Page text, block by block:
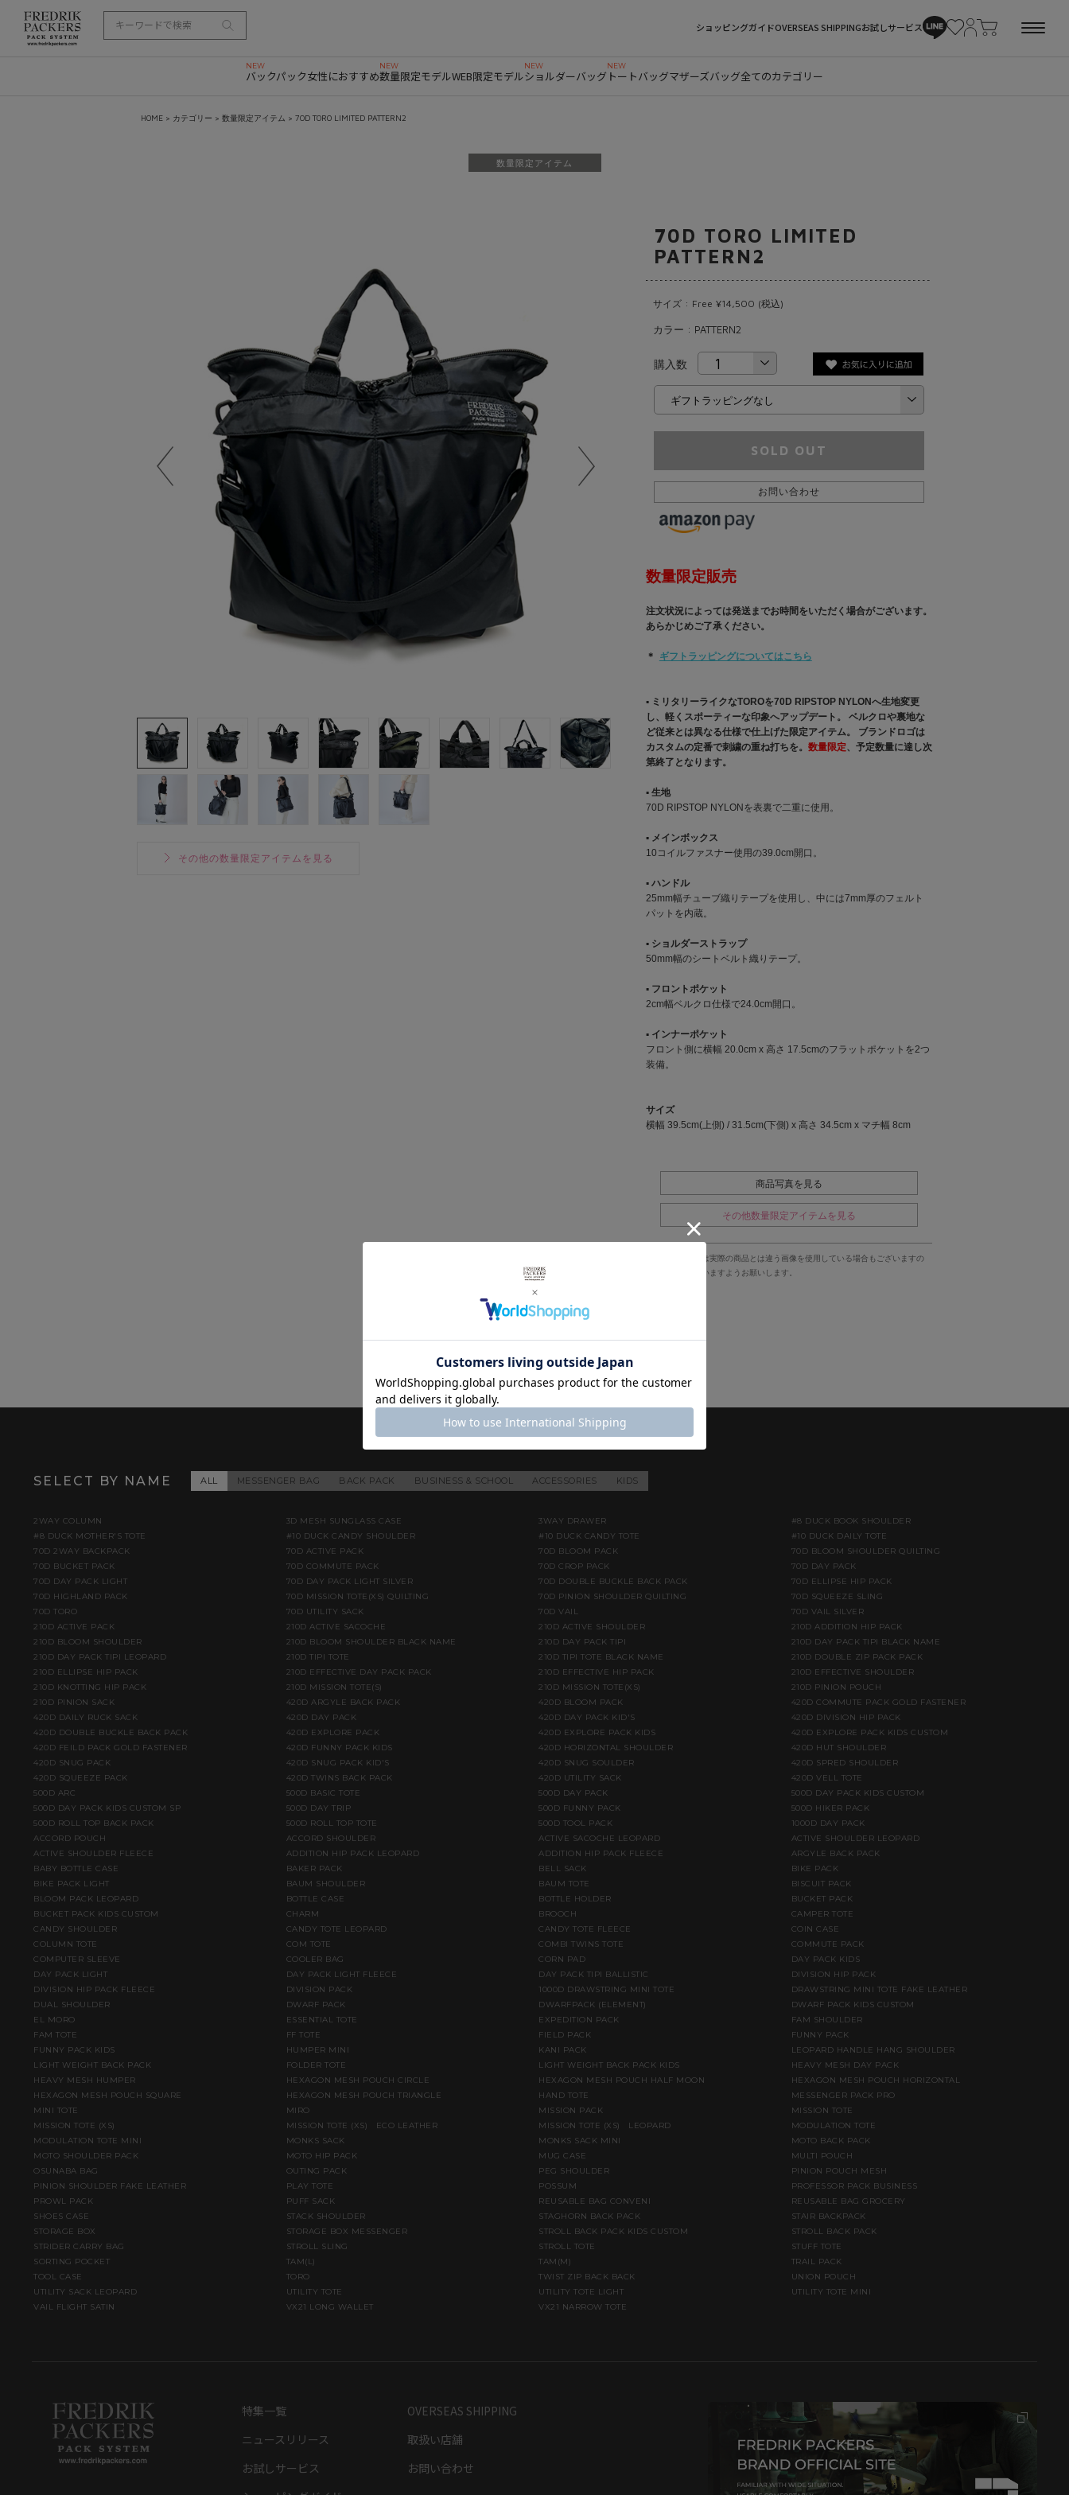
ショッピングガイドOVERSEAS SHIPPINGお試しサービス
バックパック女性におすすめ数量限定モデルWEB限定モデルショルダーバッグ トートバッグマザーズバッグ全てのカテゴリー
HOME > カテゴリー > 数量限定アイテム > 70D TORO LIMITED PATTERN2
数量限定アイテム
その他の数量限定アイテムを見る
70D TORO LIMITED
PATTERN2
サイズ : Free ¥14,500 (税込)
カラー : PATTERN2
購入数
SOLD OUT
お問い合わせ
数量限定販売
注文状況によっては発送までお時間をいただく場合がございます。
あらかじめご了承ください。
＊ ギフトラッピングについてはこちら
▪︎ ミリタリーライクなTOROを70D RIPSTOP NYLONへ生地変更
し、軽くスポーティーな印象へアップデート。 ベルクロや裏地な
ど従来とは異なる仕様で仕上げた限定アイテム。 ブランドロゴは
カスタムの定番で刺繍の重ね打ちを。 数量限定、予定数量に達し次
第終了となります。
▪︎ 生地
70D RIPSTOP NYLONを表裏で二重に使用。
▪︎ メインボックス
10コイルファスナー使用の39.0cm開口。
▪︎ ハンドル
25mm幅チューブ織りテープを使用し、中には7mm厚のフェルト
パットを内蔵。
▪︎ ショルダーストラップ
50mm幅のシートベルト織りテープ。
▪︎ フロントポケット
2cm幅ベルクロ仕様で24.0cm開口。
▪︎ インナーポケット
フロント側に横幅 20.0cm x 高さ 17.5cmのフラットポケットを2つ
装備。
サイズ
横幅 39.5cm(上側) / 31.5cm(下側) x 高さ 34.5cm x マチ幅 8cm
商品写真を見る
その他数量限定アイテムを見る
※製品詳細画像は実際の商品とは違う画像を使用している場合もございますの
で、ご注意下さいますようお願いします。
SELECT BY NAME ALL MESSENGER BAG BACK PACK BUSINESS & SCHOOL ACCESSORIES KIDS
2WAY COLUMN 3D MESH SUNGLASS CASE 3WAY DRAWER
#8 DUCK BOOK SHOULDER
#8 DUCK MOTHER'S TOTE
#10 DUCK CANDY SHOULDER #10 DUCK CANDY TOTE
#10 DUCK DAILY TOTE
70D 2WAY BACKPACK
70D ACTIVE PACK 70D BLOOM PACK
70D BLOOM SHOULDER QUILTING
70D BUCKET PACK
70D COMMUTE PACK 70D CROP PACK
70D DAY PACK
70D DAY PACK LIGHT
70D DAY PACK LIGHT SILVER 70D DOUBLE BUCKLE BACK PACK
70D ELLIPSE HIP PACK
70D HIGHLAND PACK
70D MISSION TOTE(XS) QUILTING 70D PINION SHOULDER QUILTING
70D SQUEEZE SLING
70D TORO
70D UTILITY SACK 70D VAIL
70D VAIL SILVER
210D ACTIVE PACK
210D ACTIVE SACOCHE 210D ACTIVE SHOULDER
210D ADDITION HIP PACK
210D BLOOM SHOULDER
210D BLOOM SHOULDER BLACK NAME 210D DAY PACK TIPI
210D DAY PACK TIPI BLACK NAME
210D DAY PACK TIPI LEOPARD
210D TIPI TOTE 210D TIPI TOTE BLACK NAME
210D DOUBLE ZIP PACK PACK
210D ELLIPSE HIP PACK
210D EFFECTIVE DAY PACK PACK 210D EFFECTIVE HIP PACK
210D EFFECTIVE SHOULDER
210D KNOTTING HIP PACK
210D MISSION TOTE(S) 210D MISSION TOTE(XS)
210D PINION POUCH
210D PINION SACK
420D ARGYLE BACK PACK 420D BLOOM PACK
420D COMMUTE PACK GOLD FASTENER
420D DAILY RUCK SACK
420D DAY PACK 420D DAY PACK KID'S
420D DIVISION HIP PACK
420D DOUBLE BUCKLE BACK PACK
420D EXPLORE PACK 420D EXPLORE PACK KIDS
420D EXPLORE PACK KIDS CUSTOM
420D FEILD PACK GOLD FASTENER
420D FUNNY PACK KIDS 420D HORIZONTAL SHOULDER
420D HUT SHOULDER
420D SNUG PACK
420D SNUG PACK KID'S 420D SNUG SOULDER
420D SPRED SHOULDER
420D SQUEEZE PACK
420D TWINS BACK PACK 420D UTILITY SACK
420D VELL TOTE
500D ARC
500D BASIC TOTE 500D DAY PACK
500D DAY PACK KIDS CUSTOM
500D DAY PACK KIDS CUSTOM SP
500D DAY TRIP 500D FUNNY PACK
500D HIKER PACK
500D ROLL TOP BACK PACK
500D ROLL TOP TOTE 500D TOOL PACK
1000D DAY PACK
ACCORD POUCH
ACCORD SHOULDER ACTIVE SACOCHE LEOPARD
ACTIVE SHOULDER LEOPARD
ACTIVE SHOULDER FLEECE
ADDITION HIP PACK LEOPARD ADDITION HIP PACK FLEECE
ARGYLE BACK PACK
BABY BOTTLE CASE
BAKER PACK BELL SACK
BIKE PACK
BIKE PACK LIGHT
BAUM SHOULDER BAUM TOTE
BISCUIT PACK
BLOOM PACK LEOPARD
BOTTLE CASE BOTTLE HOLDER
BUCKET PACK
BUCKET PACK KIDS CUSTOM
CHARM BROOCH
CAMPER TOTE
CANDY SHOULDER
CANDY TOTE LEOPARD CANDY TOTE FLEECE
COIN CASE
COLUMN TOTE
COM TOTE COMBI TWINS TOTE
COMMUTE PACK
COMPUTER SLEEVE
COOLER BAG CORN PAD
DAY PACK KIDS
DAY PACK LIGHT
DAY PACK LIGHT FLEECE DAY PACK TIPI BALLISTIC
DIVISION HIP PACK
DIVISION HIP PACK FLEECE
DIVISION PACK 1000D DRAWSTRING MINI TOTE
DRAWSTRING MINI TOTE FAKE LEATHER
DUAL SHOULDER
DWARF PACK DWARFPACK (ELEMENT)
DWARF PACK KIDS CUSTOM
EL MORO
ESSENTIAL TOTE EXPEDITION PACK
FAM SHOULDER
FAM TOTE
FF TOTE FIELD PACK
FUNNY PACK
FUNNY PACK KIDS
HUMPER MINI KANI PACK
LEOPARD HANDLE HANG SHOULDER
LIGHT WEIGHT BACK PACK
FOLDER TOTE LIGHT WEIGHT BACK PACK KIDS
HEAVY MESH DAY PACK
HEAVY MESH HUMPER
HEXAGON MESH POUCH CIRCLE HEXAGON MESH POUCH HALF MOON
HEXAGON MESH POUCH HORIZONTAL
HEXAGON MESH POUCH SQUARE
HEXAGON MESH POUCH TRIANGLE HAND TOTE
MESSENGER PACK PRO
MINI TOTE
MIRO MISSION PACK
MISSION TOTE
MISSION TOTE (XS)
MISSION TOTE (XS) ECO LEATHER MISSION TOTE (XS) LEOPARD
MODULATION TOTE
MODULATION TOTE MINI
MONKS SACK MONKS SACK MINI
MOTO BACK PACK
MOTO SHOULDER PACK
MOTO HIP PACK MUG CASE
MULTI POUCH
OSUNABA BAG
OUTING PACK PEG SHOULDER
PINION POUCH MESH
PINION SHOULDER FAKE LEATHER
PLAY TOTE POSSUM
PROFESSOR PACK BUSINESS
PROWL PACK
PUFF SACK REUSABLE BAG CONVENI
REUSABLE BAG GROCERY
SHOES CASE
STACK SHOULDER STAGHORN BACK PACK
STAIR BACKPACK
STORAGE BOX
STORAGE BOX MESSENGER STROLL BACK PACK KIDS CUSTOM
STROLL BACK PACK
STRIDER CARRY BAG
STROLL SLING STROLL TOTE
STUFF TOTE
SORTING POCKET
TAM(L) TAM(M)
TRAIL PACK
TOOL CASE
TORO TWIST ZIP BACK BACK
UNION POUCH
UTILITY SACK LEOPARD
UTILITY TOTE UTILITY TOTE LIGHT
UTILITY TOTE MINI
VAIL FLIGHT SATIN
VX21 LONG WALLET VX21 NARROW TOTE
特集一覧
ニュースリリース
お試しサービス
OVERSEAS SHIPPING
取扱い店舗
お問い合わせ